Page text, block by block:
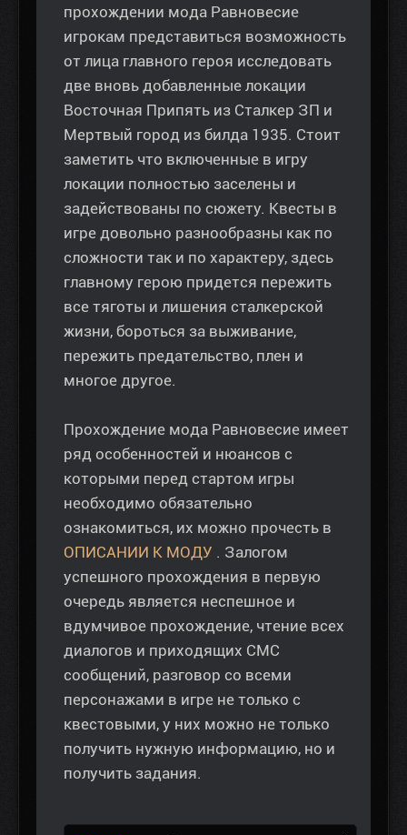
прохождении мода Равновесие
игрокам представиться возможность
от лица главного героя исследовать
две вновь добавленные локации
Восточная Припять из Сталкер ЗП и
Мертвый город из билда 1935. Стоит
заметить что включенные в игру
локации полностью заселены и
задействованы по сюжету. Квесты в
игре довольно разнообразны как по
сложности так и по характеру, здесь
главному герою придется пережить
все тяготы и лишения сталкерской
жизни, бороться за выживание,
пережить предательство, плен и
многое другое.
Прохождение мода Равновесие имеет
ряд особенностей и нюансов с
которыми перед стартом игры
необходимо обязательно
ознакомиться, их можно прочесть в
ОПИСАНИИ К МОДУ . Залогом
успешного прохождения в первую
очередь является неспешное и
вдумчивое прохождение, чтение всех
диалогов и приходящих СМС
сообщений, разговор со всеми
персонажами в игре не только с
квестовыми, у них можно не только
получить нужную информацию, но и
получить задания.